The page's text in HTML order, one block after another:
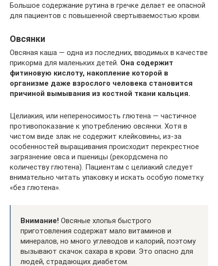
Большое содержание рутина в гречке делает ее опасной
для пациентов с повышенной свертываемостью крови.
Овсянки
Овсяная каша — одна из последних, вводимых в качестве
прикорма для маленьких детей. Она содержит
фитиновую кислоту, накопление которой в
организме даже взрослого человека становится
причиной вымывания из костной ткани кальция.
Целиакия, или непереносимость глютена — частичное
противопоказание к употреблению овсянки. Хотя в
чистом виде злак не содержит клейковины, из-за
особенностей выращивания происходит перекрестное
загрязнение овса и пшеницы (рекордсмена по
количеству глютена). Пациентам с целиакий следует
внимательно читать упаковку и искать особую пометку
«без глютена».
Внимание! Овсяные хлопья быстрого
приготовления содержат мало витаминов и
минералов, но много углеводов и калорий, поэтому
вызывают скачок сахара в крови. Это опасно для
людей, страдающих диабетом.